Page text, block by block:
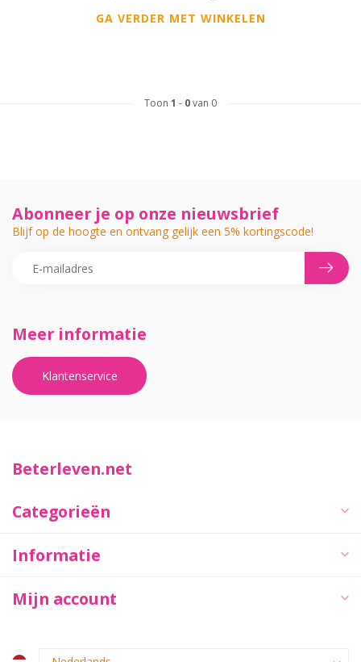
GA VERDER MET WINKELEN
Toon 1 - 0van 0
Meer informatie
Klantenservice
Abonneer je op onze nieuwsbrief
Blijf op de hoogte en ontvang gelijk een 5% kortingscode!
Beterleven.net
Categorieën
Informatie
Mijn account